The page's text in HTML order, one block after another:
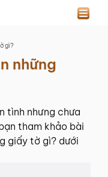
gì?
những
tình nhưng chưa
tham khảo bài
giấy tờ gì? dưới